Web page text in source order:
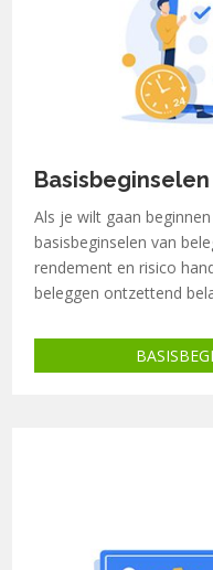
Als je wilt gaan
basisbeginselen van
rendement en risico
beleggen ontzettend